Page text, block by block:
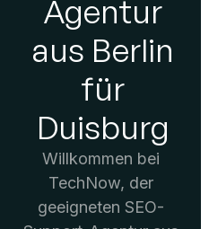
Agentur
aus Berlin
für
Duisburg
Willkommen bei
TechNow, der
geeigneten SEO-